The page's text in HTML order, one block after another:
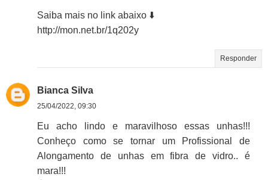
Saiba mais no link abaixo ⬇️
http://mon.net.br/1q202y
Responder
Bianca Silva
25/04/2022, 09:30
Eu acho lindo e maravilhoso essas unhas!!!
Conheço como se tornar um Profissional de
Alongamento de unhas em fibra de vidro.. é
mara!!!